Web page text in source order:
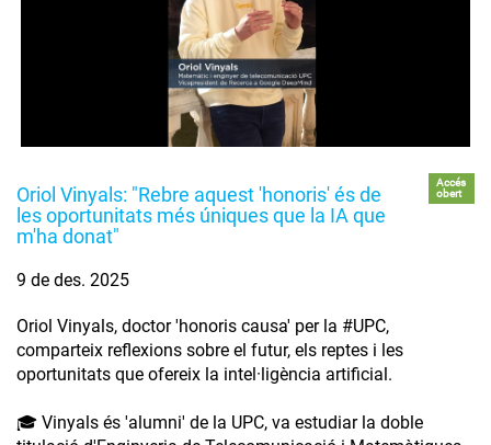
Oriol Vinyals: "Rebre aquest 'honoris' és de
les oportunitats més úniques que la IA que
m'ha donat"
Accés
obert
9 de des. 2025
Oriol Vinyals, doctor 'honoris causa' per la #UPC,
comparteix reflexions sobre el futur, els reptes i les
oportunitats que ofereix la intel·ligència artificial.
🎓 Vinyals és 'alumni' de la UPC, va estudiar la doble